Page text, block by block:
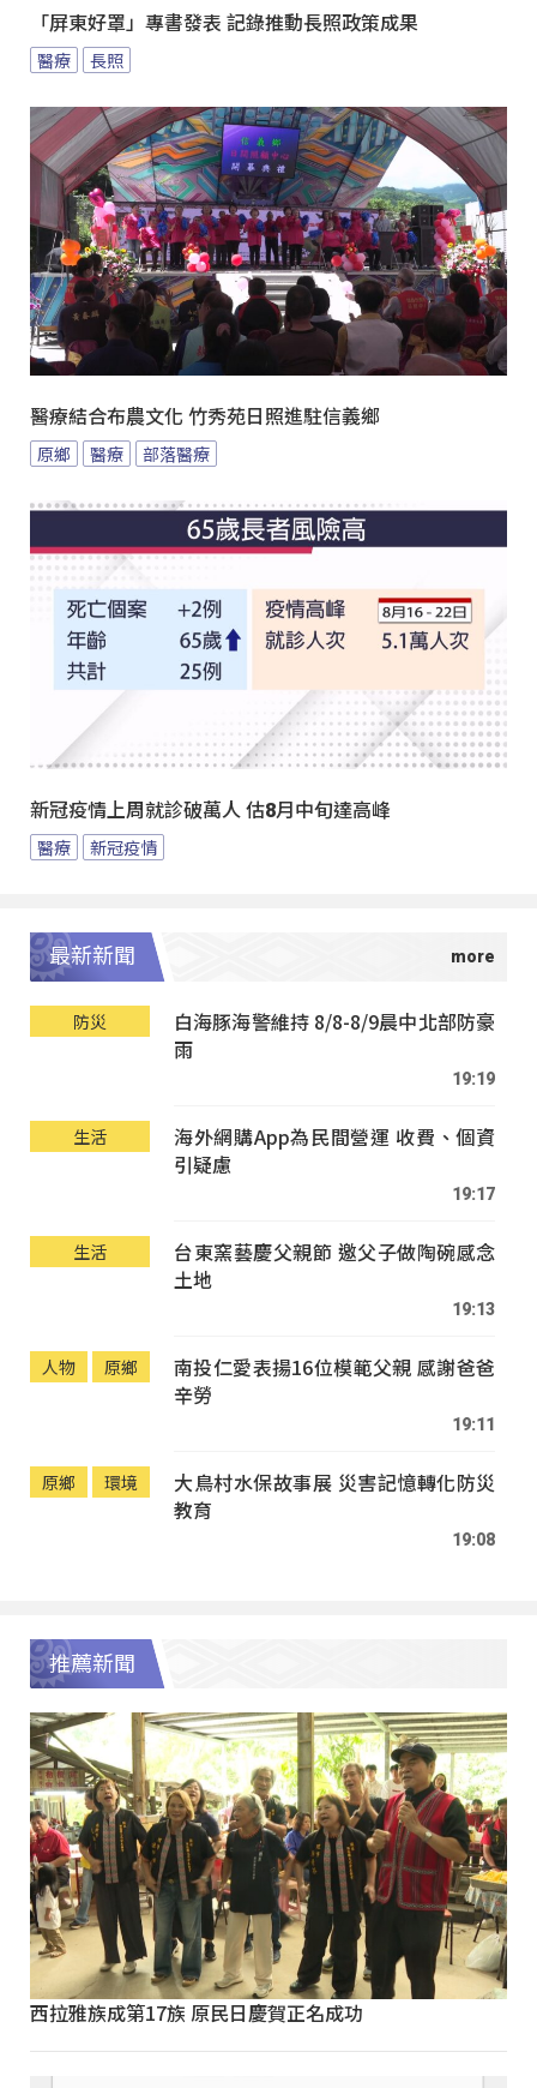
「屏東好罩」專書發表 記錄推動長照政策成果
醫療 長照
醫療結合布農文化 竹秀苑日照進駐信義鄉
原鄉 醫療 部落醫療
新冠疫情上周就診破萬人 估8月中旬達高峰
醫療 新冠疫情
最新新聞
防災
白海豚海警維持 8/8-8/9晨中北部防豪
雨
19:19
生活
海外網購App為民間營運 收費、個資
引疑慮
19:17
生活
台東窯藝慶父親節 邀父子做陶碗感念
土地
19:13
人物 原鄉
南投仁愛表揚16位模範父親 感謝爸爸
辛勞
19:11
原鄉 環境
大鳥村水保故事展 災害記憶轉化防災
教育
19:08
推薦新聞
西拉雅族成第17族 原民日慶賀正名成功